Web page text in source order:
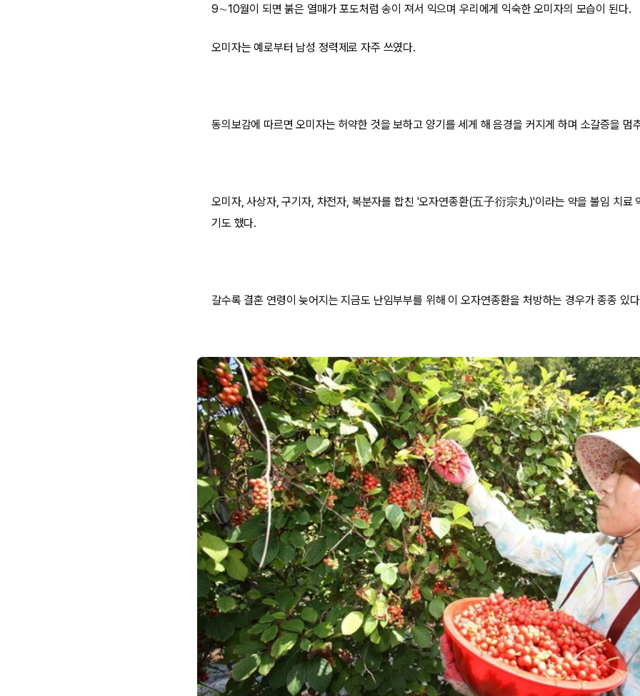
9∼10월이 되면 붉은 열매가 포도처럼 송이 져서 익으며 우리에게 익숙한 오미자의 모습이 된다.
오미자는 예로부터 남성 정력제로 자주 쓰였다.
동의보감에 따르면 오미자는 허약한 것을 보하고 양기를 세게 해 음경을 커지게 하며 소갈증을 멈
오미자, 사상자, 구기자, 차전자, 복분자를 합친 '오자연종환(五子衍宗丸)'이라는 약을 불임 치료
기도 했다.
갈수록 결혼 연령이 늦어지는 지금도 난임부부를 위해 이 오자연종환을 처방하는 경우가 종종 있